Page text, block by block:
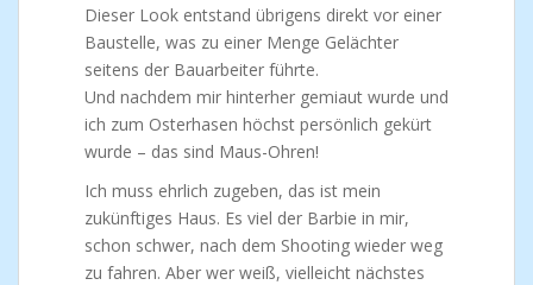
Dieser Look entstand übrigens direkt vor einer
Baustelle, was zu einer Menge Gelächter
seitens der Bauarbeiter führte.
Und nachdem mir hinterher gemiaut wurde und
ich zum Osterhasen höchst persönlich gekürt
wurde – das sind Maus-Ohren!
Ich muss ehrlich zugeben, das ist mein
zukünftiges Haus. Es viel der Barbie in mir,
schon schwer, nach dem Shooting wieder weg
zu fahren. Aber wer weiß, vielleicht nächstes